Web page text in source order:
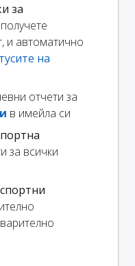
за
и автоматично
на
отчети за
в имейла си
за всички